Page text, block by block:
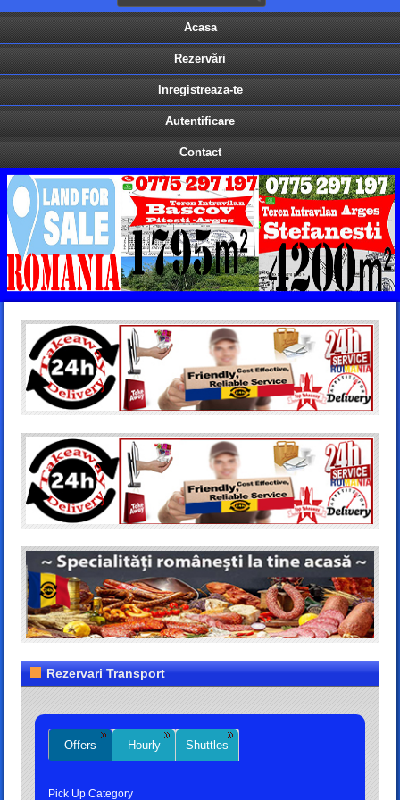
Acasa
Rezervări
Inregistreaza-te
Autentificare
Contact
Rezervari Transport
Offers Hourly Shuttles
Pick Up Category